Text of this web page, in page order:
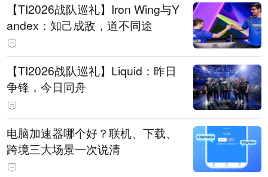
【TI2026战队巡礼】Iron Wing与Y
andex：知己成敌，道不同途
【TI2026战队巡礼】Liquid：昨日
争锋，今日同舟
电脑加速器哪个好？联机、下载、
跨境三大场景一次说清